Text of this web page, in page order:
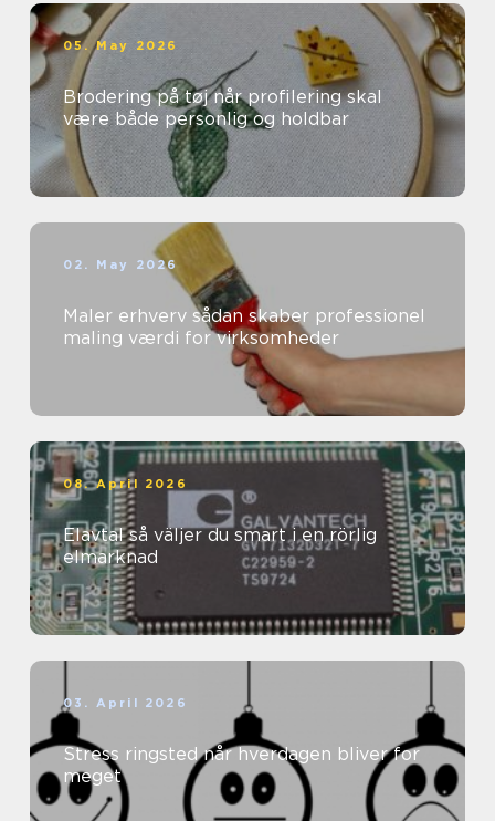
05. May 2026
Brodering på tøj når profilering skal
være både personlig og holdbar
02. May 2026
Maler erhverv sådan skaber professionel
maling værdi for virksomheder
08. April 2026
Elavtal så väljer du smart i en rörlig
elmarknad
03. April 2026
Stress ringsted når hverdagen bliver for
meget